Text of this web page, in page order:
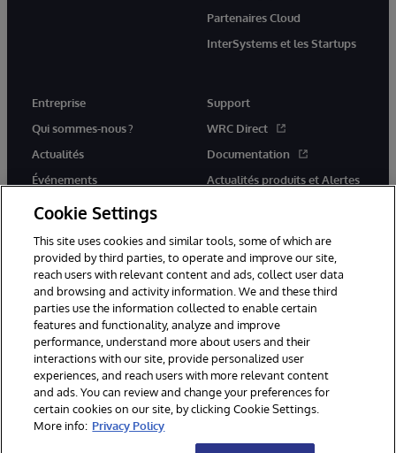
Partenaires Cloud
InterSystems et les Startups
Entreprise
Qui sommes-nous ?
Actualités
Événements
Rejoignez-nous
Support
WRC Direct
Documentation
Actualités produits et Alertes
© 1996-2026 InterSystems Corporation, Cambridge, MA. Tous droits
réservés.
Mentions légales
Déclaration de confidentialité d'InterSystems Corporation
Accessibilité
Cookie Settings
This site uses cookies and similar tools, some of which are
provided by third parties, to operate and improve our site,
reach users with relevant content and ads, collect user data
and browsing and activity information. We and these third
parties use the information collected to enable certain
features and functionality, analyze and improve
performance, understand more about users and their
interactions with our site, provide personalized user
experiences, and reach users with more relevant content
and ads. You can review and change your preferences for
certain cookies on our site, by clicking Cookie Settings.
More info: Privacy Policy